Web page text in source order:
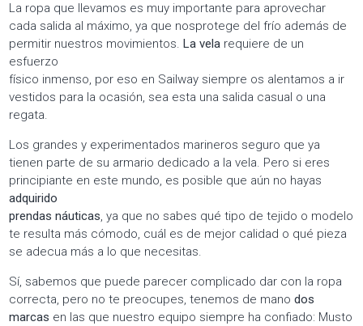
La ropa que llevamos es muy importante para aprovechar
cada salida al máximo, ya que nosprotege del frío además de
permitir nuestros movimientos. La vela requiere de un
esfuerzo
físico inmenso, por eso en Sailway siempre os alentamos a ir
vestidos para la ocasión, sea esta una salida casual o una
regata.
Los grandes y experimentados marineros seguro que ya
tienen parte de su armario dedicado a la vela. Pero si eres
principiante en este mundo, es posible que aún no hayas
adquirido
prendas náuticas, ya que no sabes qué tipo de tejido o modelo
te resulta más cómodo, cuál es de mejor calidad o qué pieza
se adecua más a lo que necesitas.
Sí, sabemos que puede parecer complicado dar con la ropa
correcta, pero no te preocupes, tenemos de manodos
marcas en las que nuestro equipo siempre ha confiado: Musto